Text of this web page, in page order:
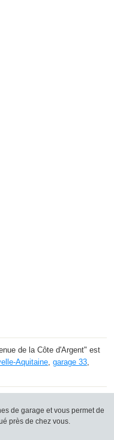
de la Côte d'Argent" est
Aquitaine, garage 33,
de garage et vous permet de
près de chez vous.